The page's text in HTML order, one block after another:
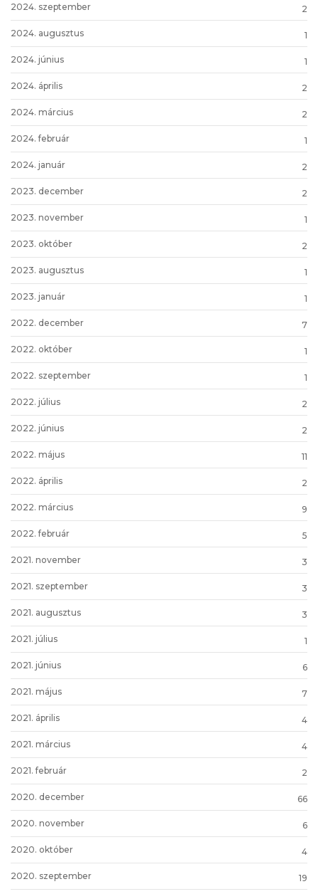
2024. szeptember 2
2024. augusztus 1
2024. június 1
2024. április 2
2024. március 2
2024. február 1
2024. január 2
2023. december 2
2023. november 1
2023. október 2
2023. augusztus 1
2023. január 1
2022. december 7
2022. október 1
2022. szeptember 1
2022. július 2
2022. június 2
2022. május 11
2022. április 2
2022. március 9
2022. február 5
2021. november 3
2021. szeptember 3
2021. augusztus 3
2021. július 1
2021. június 6
2021. május 7
2021. április 4
2021. március 4
2021. február 2
2020. december 66
2020. november 6
2020. október 4
2020. szeptember 19